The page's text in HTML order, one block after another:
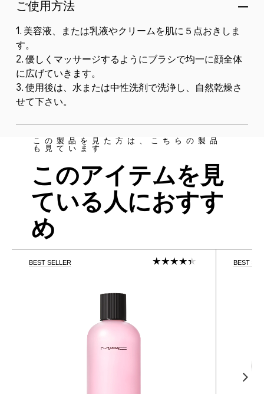
ご使用方法
1. 美容液、または乳液やクリームを肌に５点おきしま
す。​
2. 優しくマッサージするようにブラシで均一に顔全体
に広げていきます。​
3. 使用後は、水または中性洗剤で洗浄し、自然乾燥さ
せて下さい。
この製品を見た方は、こちらの製品
も見ています
このアイテムを見
ている人におすす
め
BEST SELLER BEST